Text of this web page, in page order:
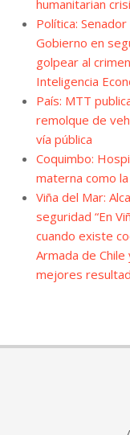
humanitarian
Política:
Gobierno en
golpear al
Inteligencia
País: MTT
remolque de
vía pública
Coquimbo:
materna como
Viña del Mar:
seguridad “En
cuando existe
Armada de
mejores